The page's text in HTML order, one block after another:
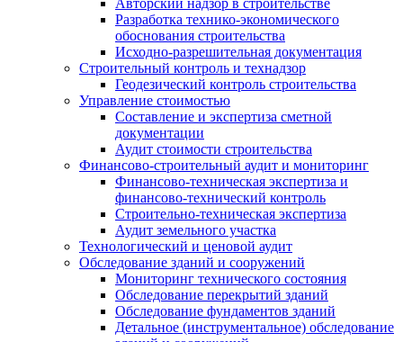
Авторский надзор в строительстве
Разработка технико-экономического
обоснования строительства
Исходно-разрешительная документация
Строительный контроль и технадзор
Геодезический контроль строительства
Управление стоимостью
Составление и экспертиза сметной
документации
Аудит стоимости строительства
Финансово-строительный аудит и мониторинг
Финансово-техническая экспертиза и
финансово-технический контроль
Строительно-техническая экспертиза
Аудит земельного участка
Технологический и ценовой аудит
Обследование зданий и сооружений
Мониторинг технического состояния
Обследование перекрытий зданий
Обследование фундаментов зданий
Детальное (инструментальное) обследование